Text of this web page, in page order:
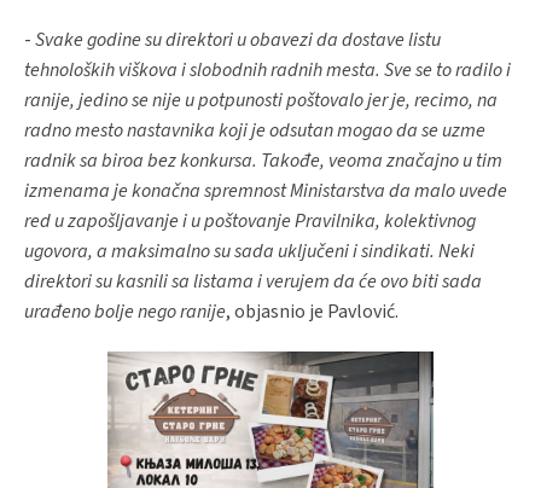
-Svake godine su direktori u obavezi da dostave listu
tehnoloških viškova i slobodnih radnih mesta. Sve se to radilo i
ranije, jedino se nije u potpunosti poštovalo jer je, recimo, na
radno mesto nastavnika koji je odsutan mogao da se uzme
radnik sa biroa bez konkursa. Takođe, veoma značajno u tim
izmenama je konačna spremnost Ministarstva da malo uvede
red u zapošljavanje i u poštovanje Pravilnika, kolektivnog
ugovora, a maksimalno su sada uključeni i sindikati. Neki
direktori su kasnili sa listama i verujem da će ovo biti sada
urađeno bolje nego ranije, objasnio je Pavlović.